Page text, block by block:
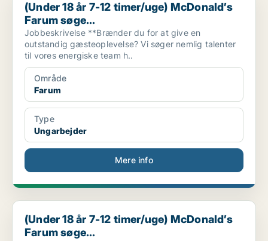
(Under 18 år 7-12 timer/uge) McDonald’s
Farum søge...
Jobbeskrivelse **Brænder du for at give en
outstandig gæsteoplevelse? Vi søger nemlig talenter
til vores energiske team h..
Område
Farum
Type
Ungarbejder
Mere info
(Under 18 år 7-12 timer/uge) McDonald’s Farum søge...
(Under 18 år 7-12 timer/uge) McDonald’s
Farum søge...